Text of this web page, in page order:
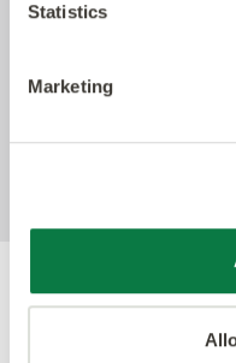
Statistics
Marketing
hållbara PUR-
gör våra produkter
men också